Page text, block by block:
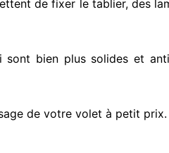
de fixer le tablier, des
bien plus solides et
de votre volet à petit prix.